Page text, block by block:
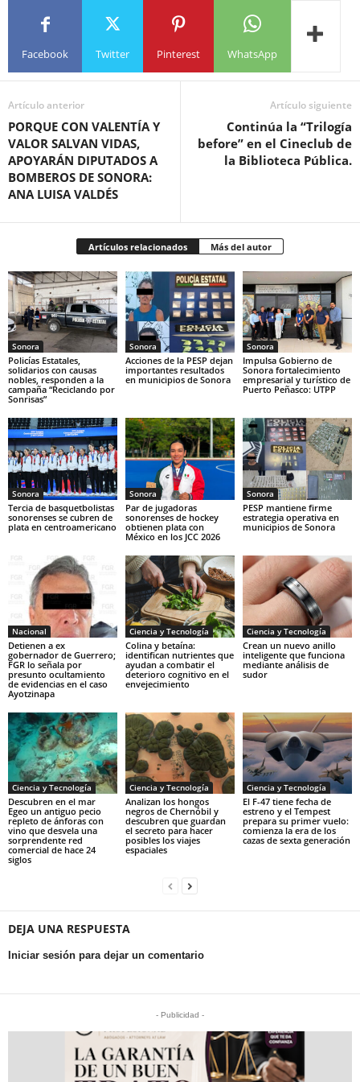
Facebook Twitter Pinterest WhatsApp
Artículo anterior
PORQUE CON VALENTÍA Y
VALOR SALVAN VIDAS,
APOYARÁN DIPUTADOS A
BOMBEROS DE SONORA:
ANA LUISA VALDÉS
Artículo siguiente
Continúa la “Trilogía
before” en el Cineclub de
la Biblioteca Pública.
Artículos relacionados Más del autor
Sonora
Policías Estatales,
solidarios con causas
nobles, responden a la
campaña “Reciclando por
Sonrisas”
Sonora
Acciones de la PESP dejan
importantes resultados
en municipios de Sonora
Sonora
Impulsa Gobierno de
Sonora fortalecimiento
empresarial y turístico de
Puerto Peñasco: UTPP
Sonora
Tercia de basquetbolistas
sonorenses se cubren de
plata en centroamericano
Sonora
Par de jugadoras
sonorenses de hockey
obtienen plata con
México en los JCC 2026
Sonora
PESP mantiene firme
estrategia operativa en
municipios de Sonora
Nacional
Detienen a ex
gobernador de Guerrero;
FGR lo señala por
presunto ocultamiento
de evidencias en el caso
Ayotzinapa
Ciencia y Tecnología
Colina y betaína:
identifican nutrientes que
ayudan a combatir el
deterioro cognitivo en el
envejecimiento
Ciencia y Tecnología
Crean un nuevo anillo
inteligente que funciona
mediante análisis de
sudor
Ciencia y Tecnología
Descubren en el mar
Egeo un antiguo pecio
repleto de ánforas con
vino que desvela una
sorprendente red
comercial de hace 24
siglos
Ciencia y Tecnología
Analizan los hongos
negros de Chernóbil y
descubren que guardan
el secreto para hacer
posibles los viajes
espaciales
Ciencia y Tecnología
El F-47 tiene fecha de
estreno y el Tempest
prepara su primer vuelo:
comienza la era de los
cazas de sexta generación
DEJA UNA RESPUESTA
Iniciar sesión para dejar un comentario
- Publicidad -